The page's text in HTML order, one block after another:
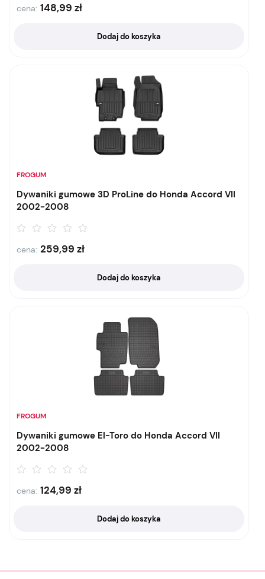
cena: 148,99 zł
Dodaj do koszyka
FROGUM
Dywaniki gumowe 3D ProLine do Honda Accord VII
2002-2008
cena: 259,99 zł
Dodaj do koszyka
FROGUM
Dywaniki gumowe El-Toro do Honda Accord VII
2002-2008
cena: 124,99 zł
Dodaj do koszyka